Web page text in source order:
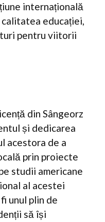
internațională
educației,
pentru viitorii
din Sângeorz
și dedicarea
acestora de a
prin proiecte
studii americane
al acestei
unul plin de
să își